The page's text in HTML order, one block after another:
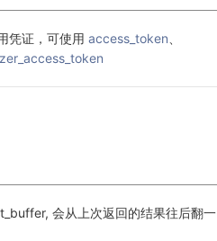
凭证，可使用 access_token
会从上次返回的结果往后翻一